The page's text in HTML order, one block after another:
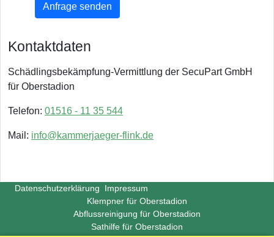
Anfrage senden
Kontaktdaten
Schädlingsbekämpfung-Vermittlung der SecuPart GmbH
für Oberstadion
Telefon: 01516 - 11 35 544
Mail: info@kammerjaeger-flink.de
Datenschutzerklärung
Impressum
Klempner für Oberstadion
Abflussreinigung für Oberstadion
Sathilfe für Oberstadion